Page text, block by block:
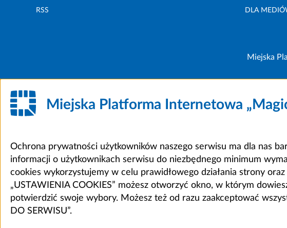
RSS DLA
Miejska
Miejska Platforma Internetowa
Ochrona prywatności użytkowników naszego serwisu ma dla nas
informacji o użytkownikach serwisu do niezbędnego minimum
cookies wykorzystujemy w celu prawidłowego działania strony
„USTAWIENIA COOKIES” możesz otworzyć okno, w którym
potwierdzić swoje wybory. Możesz też od razu zaakceptować
DO SERWISU”.